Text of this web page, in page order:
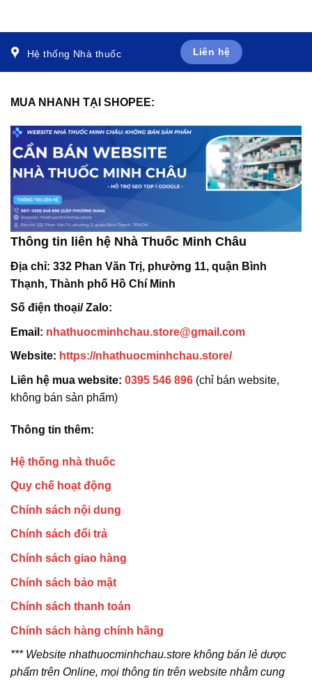
x 10 viên)
Hệ thống Nhà thuốc Liên hệ
MUA NHANH TẠI SHOPEE:
Thông tin liên hệ Nhà Thuốc Minh Châu
Địa chỉ: 332 Phan Văn Trị, phường 11, quận Bình
Thạnh, Thành phố Hồ Chí Minh
Số điện thoại/ Zalo:
Email: nhathuocminhchau.store@gmail.com
Website: https://nhathuocminhchau.store/
Liên hệ mua website: 0395 546 896 (chỉ bán website,
không bán sản phẩm)
Thông tin thêm:
Hệ thống nhà thuốc
Quy chế hoạt động
Chính sách nội dung
Chính sách đổi trả
Chính sách giao hàng
Chính sách bảo mật
Chính sách thanh toán
Chính sách hàng chính hãng
*** Website nhathuocminhchau.store không bán lẻ dược
phẩm trên Online, mọi thông tin trên website nhằm cung